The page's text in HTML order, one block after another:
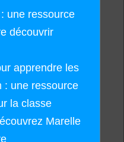
une ressource
découvrir
apprendre les
: une ressource
la classe
Marelle